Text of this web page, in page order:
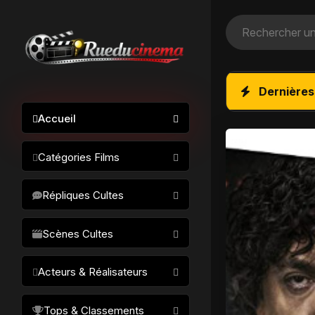
Accueil
Catégories Films
Science-fiction
Drame / Thriller
Comédie/humour
Horreur
Fantastique
Répliques Cultes
Scènes Cultes
Acteurs & Réalisateurs
Tops & Classements